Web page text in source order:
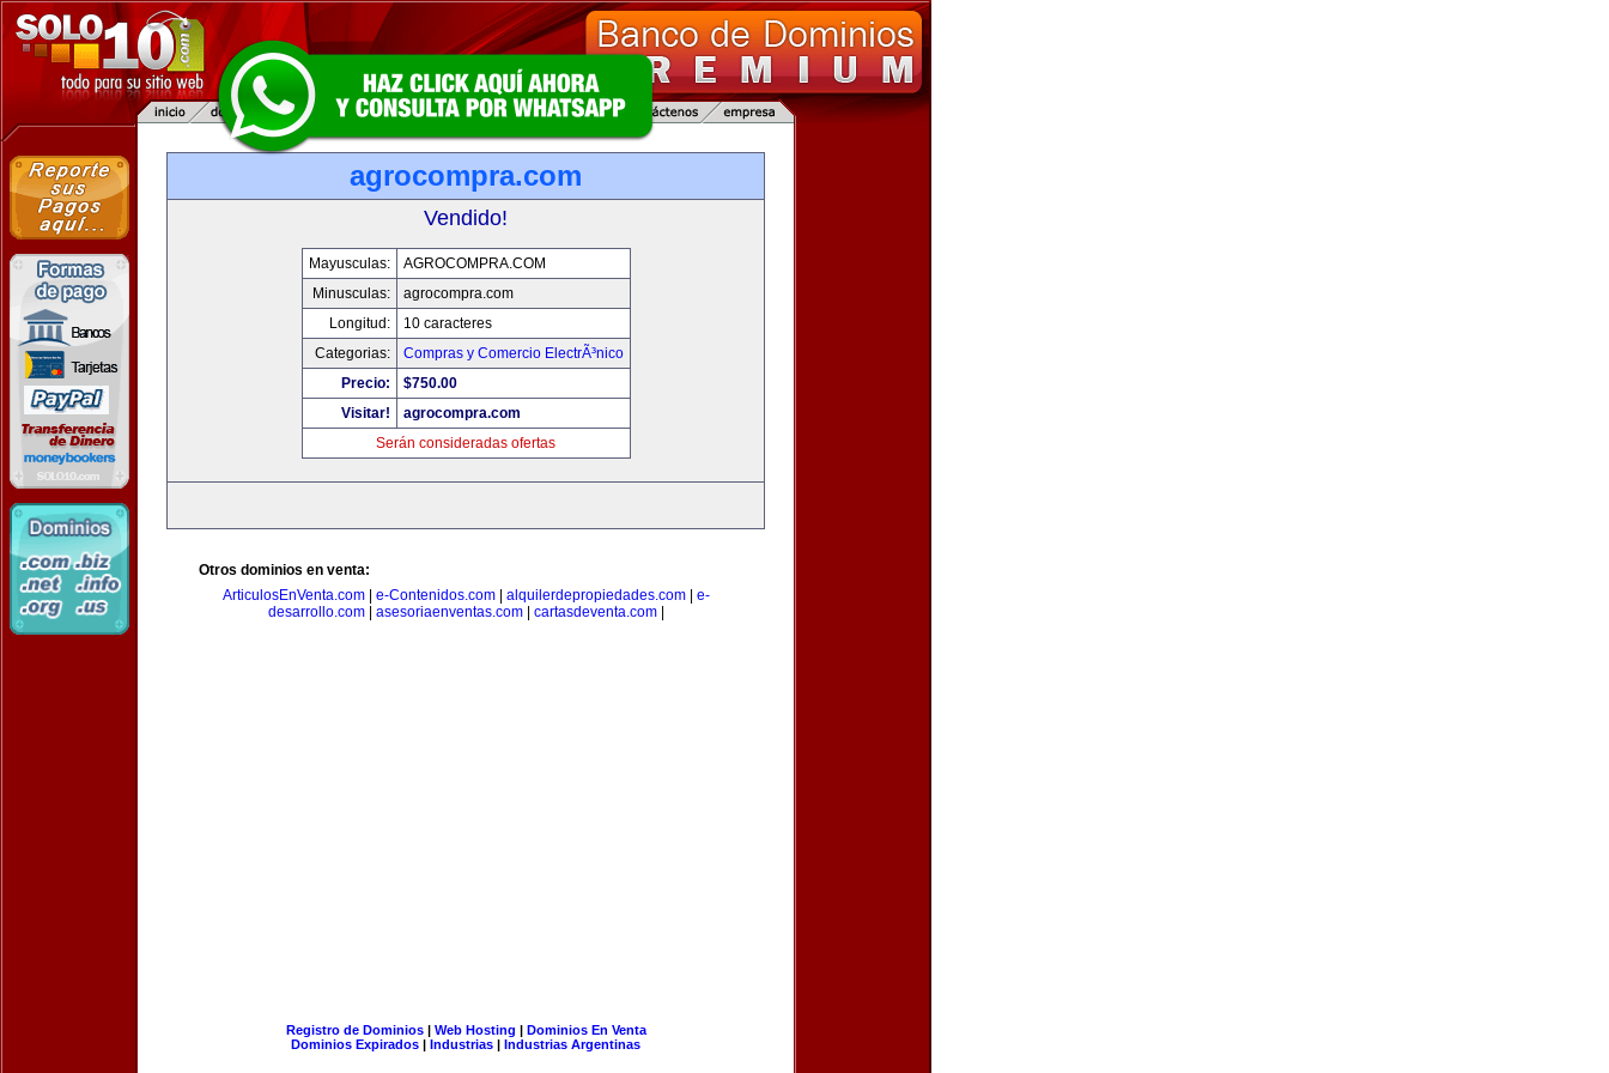
agrocompra.com
Vendido!
Mayusculas:
AGROCOMPRA.COM
Minusculas:
agrocompra.com
Longitud:
10 caracteres
Categorias:
Compras y Comercio ElectrÃ³nico
Precio:
$750.00
Visitar!
agrocompra.com
Serán consideradas ofertas
Otros dominios en venta:
ArticulosEnVenta.com| e-Contenidos.com| alquilerdepropiedades.com| e-
desarrollo.com| asesoriaenventas.com| cartasdeventa.com|
Registro de Dominios| Web Hosting | Dominios En Venta
Dominios Expirados | Industrias | Industrias Argentinas